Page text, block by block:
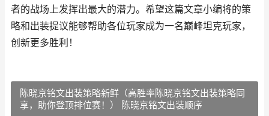
者的战场上发挥出最大的潜力。希望这篇文章小编将的策
略和出装提议能够帮助各位玩家成为一名巅峰坦克玩家，
创新更多胜利！
陈晓京铭文出装策略新鲜（高胜率陈晓京铭文出装策略同
享，助你登顶排位赛！） 陈晓京铭文出装顺序